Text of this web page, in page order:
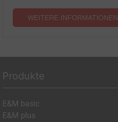
WEITERE INFORMATIONEN
Produkte
E&M basic
E&M plus